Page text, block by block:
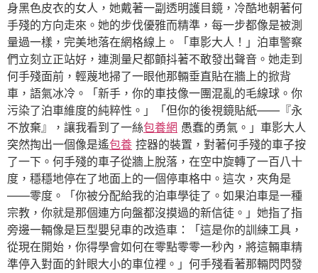
身黑色皮衣的女人，她戴著一副透明護目鏡，冷酷地朝著何
手殘的方向走來。她的步伐優雅而精準，每一步都像是被測
量過一樣，完美地落在網格線上。「車影大人！」泊車警察
們立刻立正站好，連測量尺都顫抖著不敢發出聲音。她走到
何手殘面前，輕蔑地掃了一眼他那輛垂直貼在牆上的掀背
車，語氣冰冷。「新手，你的車技像一團混亂的毛線球。你
污染了泊車維度的純粹性。」「但你的後視鏡貼紙——『永
不放棄』，讓我看到了一絲包養網 愚蠢的勇氣。」車影大人
突然掏出一個像是遙包養 控器的裝置，對著何手殘的車子按
了一下。何手殘的車子從牆上脫落，在空中旋轉了一百八十
度，穩穩地停在了地面上的一個停車格中。這次，夾角是
——零度。「你被分配給我的泊車學徒了。如果泊車是一種
宗教，你就是那個連方向盤都沒摸過的新信徒。」她指了指
旁邊一輛像是巨型嬰兒車的改造車：「這是你的訓練工具，
從現在開始，你得學會如何在零點零零一秒內，將這輛車精
準停入對面的針眼大小的車位裡。」何手殘看著那輛閃閃發